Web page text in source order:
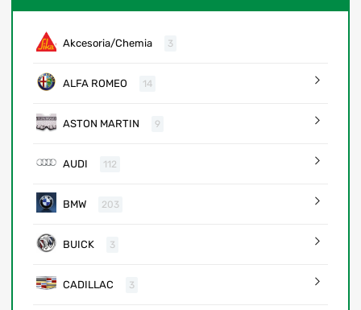
Akcesoria/Chemia 3
ALFA ROMEO 14
ASTON MARTIN 9
AUDI 112
BMW 203
BUICK 3
CADILLAC 3